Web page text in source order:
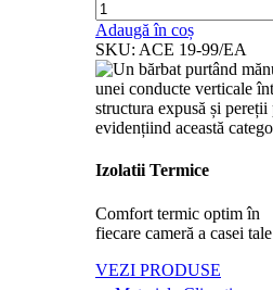
Adaugă în coș
SKU: ACE 19-99/EA
Izolatii Termice
Comfort termic optim în
fiecare cameră a casei tale
VEZI PRODUSE